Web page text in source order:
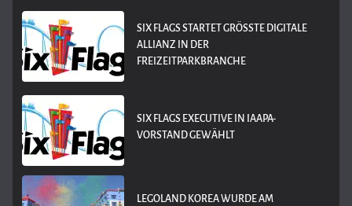
SIX FLAGS STARTET GRÖSSTE DIGITALE A
LLIANZ IN DER F
REIZEITPARKBRANCHE
SIX FLAGS EXECUTIVE IN IAAPA-
VORSTAND GEWÄHLT
LEGOLAND KOREA WURDE AM